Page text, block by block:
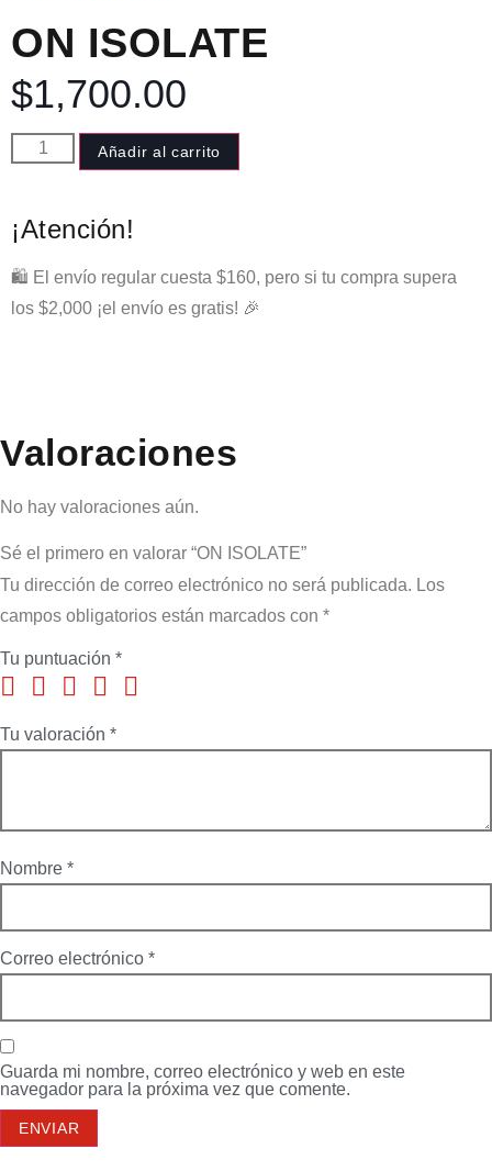
ON ISOLATE
$1,700.00
Añadir al carrito
¡Atención!
🛍️ El envío regular cuesta $160, pero si tu compra supera
los $2,000 ¡el envío es gratis! 🎉
Valoraciones
No hay valoraciones aún.
Sé el primero en valorar “ON ISOLATE”
Tu dirección de correo electrónico no será publicada. Los
campos obligatorios están marcados con *
Tu puntuación *
Tu valoración *
Nombre *
Correo electrónico *
Guarda mi nombre, correo electrónico y web en este
navegador para la próxima vez que comente.